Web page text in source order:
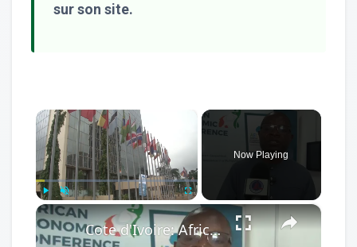
sur son site.
Play Unmute Fullscreen
Now Playing
×
Cote d'Ivoire: African Economic Conference focuses on development opportunities in multipolar world.